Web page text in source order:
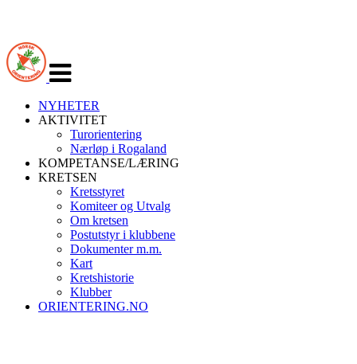
navigasjon
NYHETER
AKTIVITET
Turorientering
Nærløp i Rogaland
KOMPETANSE/LÆRING
KRETSEN
Kretsstyret
Komiteer og Utvalg
Om kretsen
Postutstyr i klubbene
Dokumenter m.m.
Kart
Kretshistorie
Klubber
ORIENTERING.NO